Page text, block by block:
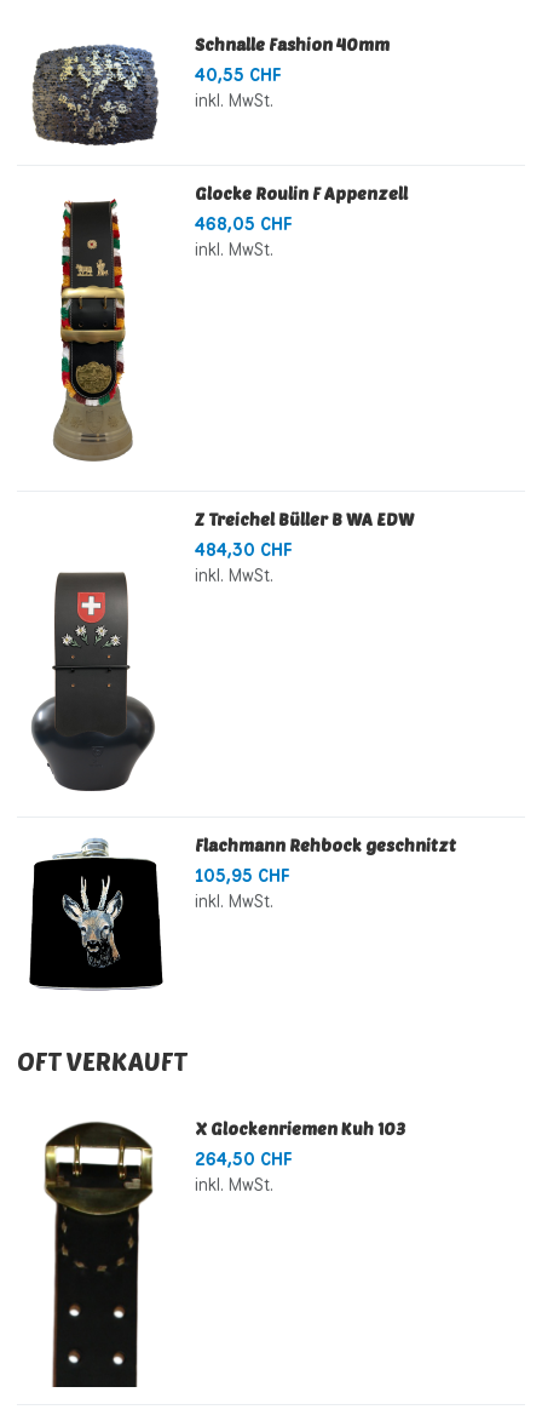
Schnalle Fashion 40mm
40,55 CHF
inkl. MwSt.
Glocke Roulin F Appenzell
468,05 CHF
inkl. MwSt.
Z Treichel Büller B WA EDW
484,30 CHF
inkl. MwSt.
Flachmann Rehbock geschnitzt
105,95 CHF
inkl. MwSt.
OFT VERKAUFT
X Glockenriemen Kuh 103
264,50 CHF
inkl. MwSt.